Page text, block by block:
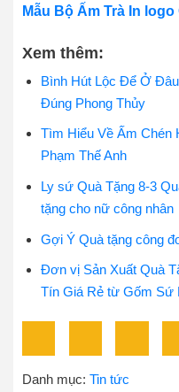
Mẫu Bộ Ấm Trà In logo
Xem thêm:
Bình Hút Lộc Để Ở
Đúng Phong Thủy
Tìm Hiểu Về Ấm Chén
Phạm Thế Anh
Ly sứ Quà Tặng 8-3
tặng cho nữ công nhân
Gợi Ý Quà tặng công
Đơn vị Sản Xuất Quà
Tín Giá Rẻ từ Gốm Sứ
Danh mục: Tin tức